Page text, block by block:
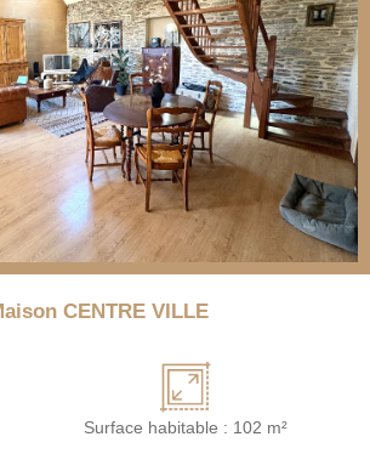
CENTRE VILLE
Surface habitable : 102 m²